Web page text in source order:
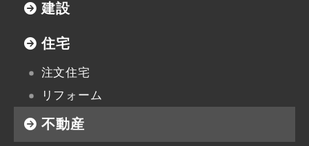
建設
住宅
注文住宅
リフォーム
不動産